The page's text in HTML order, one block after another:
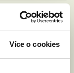
Více o cookies